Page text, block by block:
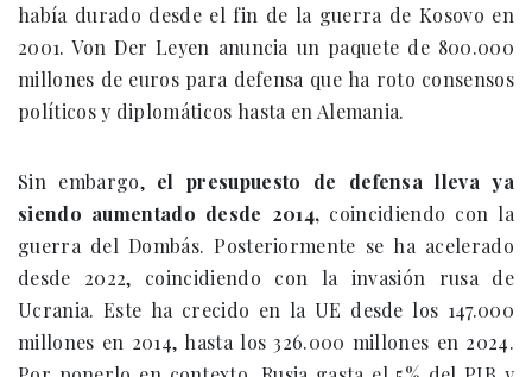
había durado desde el fin de la guerra de Kosovo en
2001. Von Der Leyen anuncia un paquete de 800.000
millones de euros para defensa que ha roto consensos
políticos y diplomáticos hasta en Alemania.
Sin embargo, el presupuesto de defensa lleva ya
siendo aumentado desde 2014, coincidiendo con la
guerra del Dombás. Posteriormente se ha acelerado
desde 2022, coincidiendo con la invasión rusa de
Ucrania. Este ha crecido en la UE desde los 147.000
millones en 2014, hasta los 326.000 millones en 2024.